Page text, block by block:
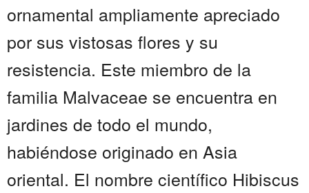
ornamental ampliamente apreciado
por sus vistosas flores y su
resistencia. Este miembro de la
familia Malvaceae se encuentra en
jardines de todo el mundo,
habiéndose originado en Asia
oriental. El nombre científico Hibiscus